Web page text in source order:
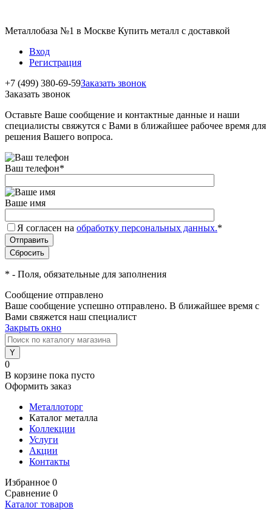
Металлобаза №1 в Москве Купить металл с доставкой
Вход
Регистрация
+7 (499) 380-69-59Заказать звонок
Заказать звонок
Оставьте Ваше сообщение и контактные данные и наши
специалисты свяжутся с Вами в ближайшее рабочее время для
решения Вашего вопроса.
Ваш телефон*
Ваше имя
Я согласен на обработку персональных данных.*
* - Поля, обязательные для заполнения
Сообщение отправлено
Ваше сообщение успешно отправлено. В ближайшее время с
Вами свяжется наш специалист
Закрыть окно
0
В корзине пока пусто
Оформить заказ
Металлоторг
Каталог металла
Коллекции
Услуги
Акции
Контакты
Избранное 0
Сравнение 0
Каталог товаров